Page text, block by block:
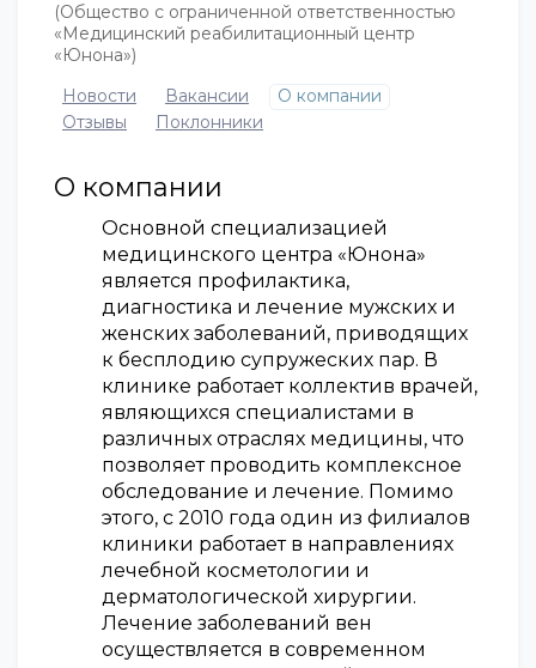
(Общество с ограниченной ответственностью
«Медицинский реабилитационный центр
«Юнона»)
Новости
Вакансии
О компании
Отзывы
Поклонники
О компании
Основной специализацией
медицинского центра «Юнона»
является профилактика,
диагностика и лечение мужских и
женских заболеваний, приводящих
к бесплодию супружеских пар. В
клинике работает коллектив врачей,
являющихся специалистами в
различных отраслях медицины, что
позволяет проводить комплексное
обследование и лечение. Помимо
этого, с 2010 года один из филиалов
клиники работает в направлениях
лечебной косметологии и
дерматологической хирургии.
Лечение заболеваний вен
осуществляется в современном